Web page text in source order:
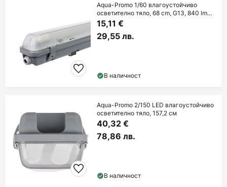
Aqua-Promo 1/60 влагоустойчиво
осветително тяло, 68 cm, G13, 840 lm
4000 K
15,11 €
29,55 лв.
В наличност
Aqua-Promo 2/150 LED влагоустойчиво
осветително тяло, 157,2 см
40,32 €
78,86 лв.
В наличност